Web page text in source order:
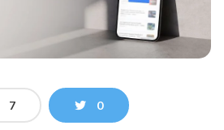
7 0